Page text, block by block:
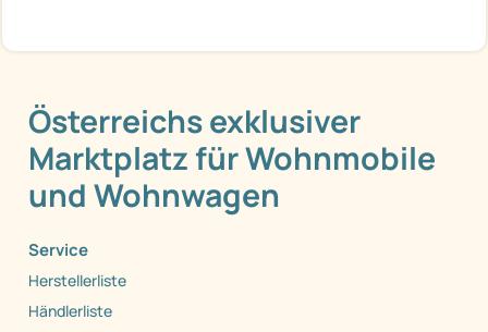
Österreichs exklusiver
Marktplatz für Wohnmobile
und Wohnwagen
Service
Herstellerliste
Händlerliste